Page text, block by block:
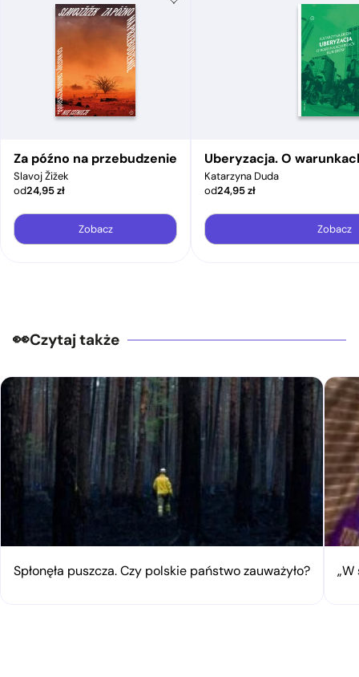
Za późno na przebudzenie
Slavoj Žižek
od24,95zł
Zobacz
Uberyzacja. O
Katarzyna Duda
od24,95zł
Zobacz
Czytaj także
Spłonęła puszcza. Czy polskie państwo zauważyło?